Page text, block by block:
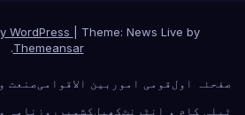
WordPress
Theme: News Live by
Themeansar
.
صفحئہ اولقومی امور بین الاقوامی صنعت
ٹیلی کام و انٹرنٹکھیلکشمیر روزنامہ